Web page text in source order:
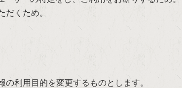
くため。
利用目的を変更するものとします。